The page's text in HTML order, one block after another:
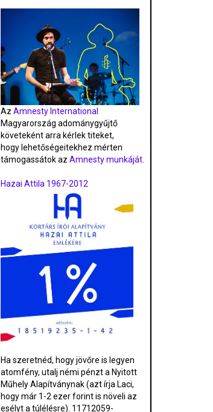
Az Amnesty International
Magyarország adománygyűjtő
követeként arra kérlek titeket,
hogy lehetőségeitekhez mérten
támogassátok az Amnesty munkáját.
Hazai Attila 1967-2012
Ha szeretnéd, hogy jövőre is legyen
atomfény, utalj némi pénzt a Nyitott
Műhely Alapítványnak (azt írja Laci,
hogy már 1-2 ezer forint is növeli az
esélyt a túlélésre). 11712059-